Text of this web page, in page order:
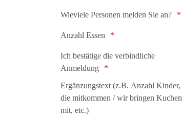
Wieviele Personen melden Sie an?
Anzahl Essen
Ich bestätige die verbindliche
Anmeldung
Ergänzungstext (z.B. Anzahl Kinder,
die mitkommen / wir bringen Kuchen
mit, etc.)